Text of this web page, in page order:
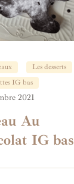
Les desserts
IG bas
2021
Au
IG bas